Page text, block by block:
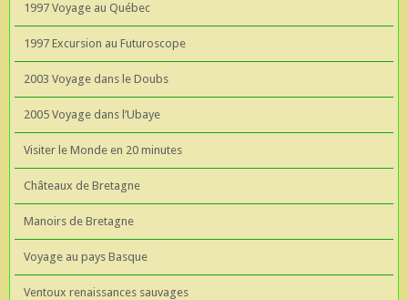
1997 Voyage au Québec
1997 Excursion au Futuroscope
2003 Voyage dans le Doubs
2005 Voyage dans l’Ubaye
Visiter le Monde en 20 minutes
Châteaux de Bretagne
Manoirs de Bretagne
Voyage au pays Basque
Ventoux renaissances sauvages